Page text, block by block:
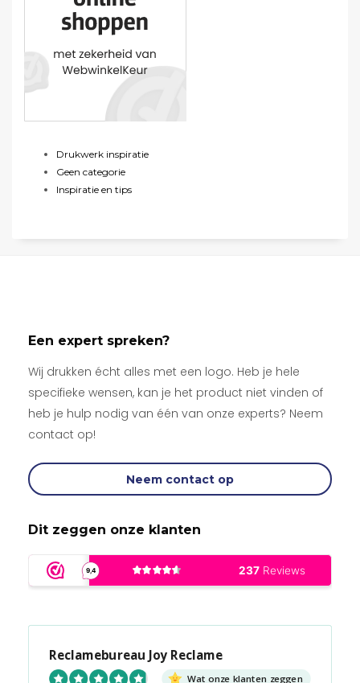
Drukwerk inspiratie
Geen categorie
Inspiratie en tips
Een expert spreken?
Wij drukken écht alles met een logo. Heb je hele
specifieke wensen, kan je het product niet vinden of
heb je hulp nodig van één van onze experts? Neem
contact op!
Neem contact op
Dit zeggen onze klanten
Reclamebureau Joy Reclame
Wat onze klanten zeggen